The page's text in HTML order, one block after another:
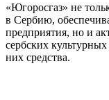
«Югоросгаз» не
в Сербию,
предприятия, но и
сербских
них средства.